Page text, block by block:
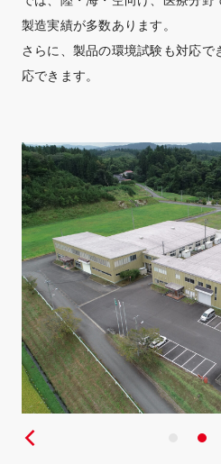
製造実績が多数あります。
さらに、製品の環境試験も対応
応できます。